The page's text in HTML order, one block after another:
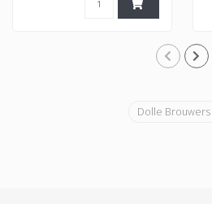
Dolle Brouwers